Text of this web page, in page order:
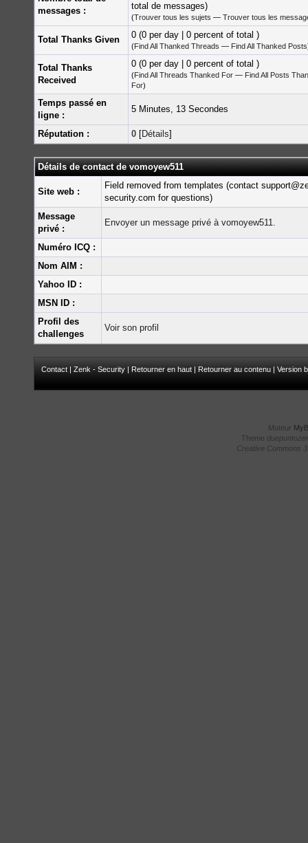
messages :
total de messages)
(Trouver tous les sujets — Trouver tous les
Total Thanks Given 0 (0 per day | 0 percent of total )
(Find All Thanked Threads — Find All Thanked Posts
Total Thanks
Received
0 (0 per day | 0 percent of total )
(Find All Threads Thanked For — Find All Posts
For)
Temps passé en
ligne :
5 Minutes, 13 Secondes
Réputation : 0 [Détails]
Détails de contact de vomoyew511
Site web :
Field removed from templates (contact
security.com for questions)
Message
privé :
Envoyer un message privé à vomoyew511.
Numéro ICQ :
Nom AIM :
Yahoo ID :
MSN ID :
Profil des
challenges
Voir son profil
Contact | Zenk - Security | Retourner en haut | Retourner au contenu | Version
Moteur
Theme
Creative Commons